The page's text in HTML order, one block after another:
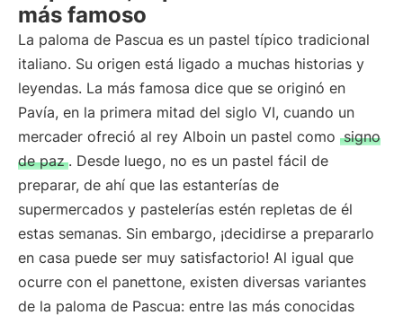
más famoso
La paloma de Pascua es un pastel típico tradicional
italiano. Su origen está ligado a muchas historias y
leyendas. La más famosa dice que se originó en
Pavía, en la primera mitad del siglo VI, cuando un
mercader ofreció al rey Alboin un pastel como signo
de paz . Desde luego, no es un pastel fácil de
preparar, de ahí que las estanterías de
supermercados y pastelerías estén repletas de él
estas semanas. Sin embargo, ¡decidirse a prepararlo
en casa puede ser muy satisfactorio! Al igual que
ocurre con el panettone, existen diversas variantes
de la paloma de Pascua: entre las más conocidas